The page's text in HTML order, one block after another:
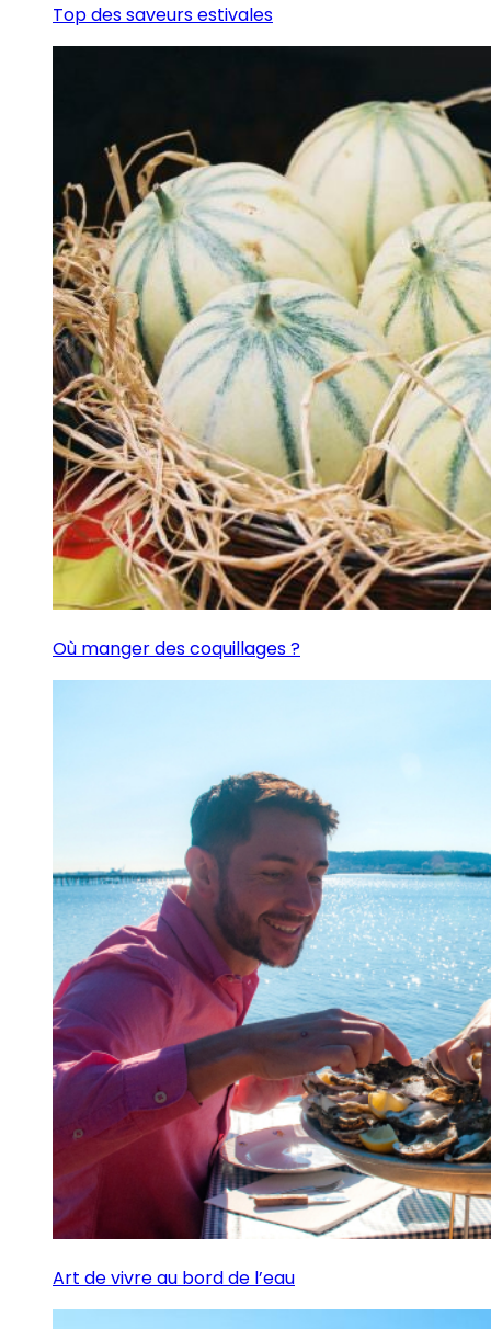
Top des saveurs estivales
Où manger des coquillages ?
Art de vivre au bord de l’eau